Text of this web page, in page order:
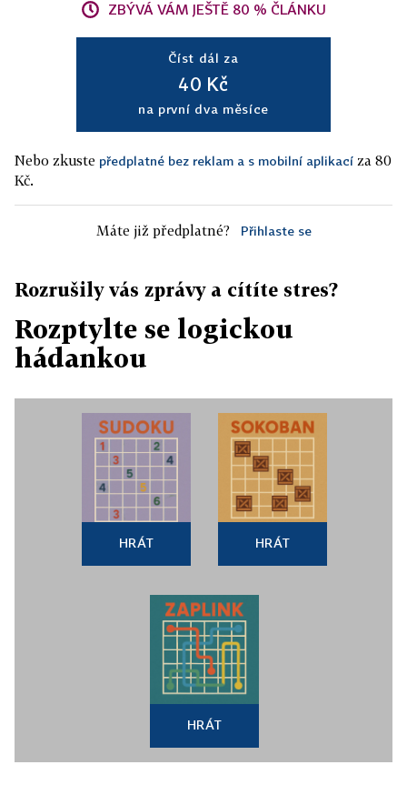
ZBÝVÁ VÁM JEŠTĚ 80 % ČLÁNKU
Číst dál za
40 Kč
na první dva měsíce
Nebo zkuste předplatné bez reklam a s mobilní aplikací za 80
Kč.
Máte již předplatné? Přihlaste se
Rozrušily vás zprávy a cítíte stres?
Rozptylte se logickou
hádankou
HRÁT HRÁT
HRÁT